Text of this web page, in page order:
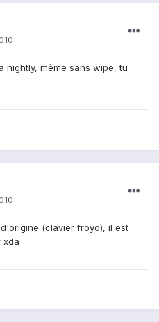
nightly, même sans wipe, tu
(clavier froyo), il est
xda